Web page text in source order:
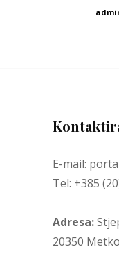
E-mail:
Tel: +385
Adresa:
20350